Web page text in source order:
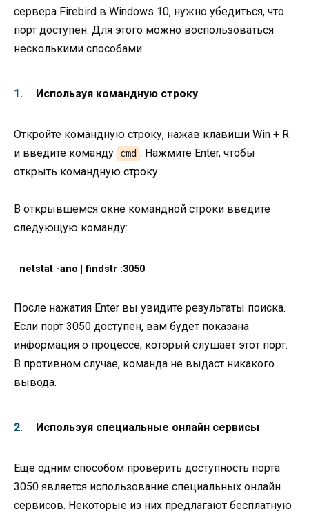
сервера Firebird в Windows 10, нужно убедиться, что
порт доступен. Для этого можно воспользоваться
несколькими способами:
Используя командную строку
Откройте командную строку, нажав клавиши Win + R
и введите команду
cmd . Нажмите Enter, чтобы
открыть командную строку.
В открывшемся окне командной строки введите
следующую команду:
netstat -ano | findstr :3050
После нажатия Enter вы увидите результаты поиска.
Если порт 3050 доступен, вам будет показана
информация о процессе, который слушает этот порт.
В противном случае, команда не выдаст никакого
вывода.
Используя специальные онлайн сервисы
Еще одним способом проверить доступность порта
3050 является использование специальных онлайн
сервисов. Некоторые из них предлагают бесплатную